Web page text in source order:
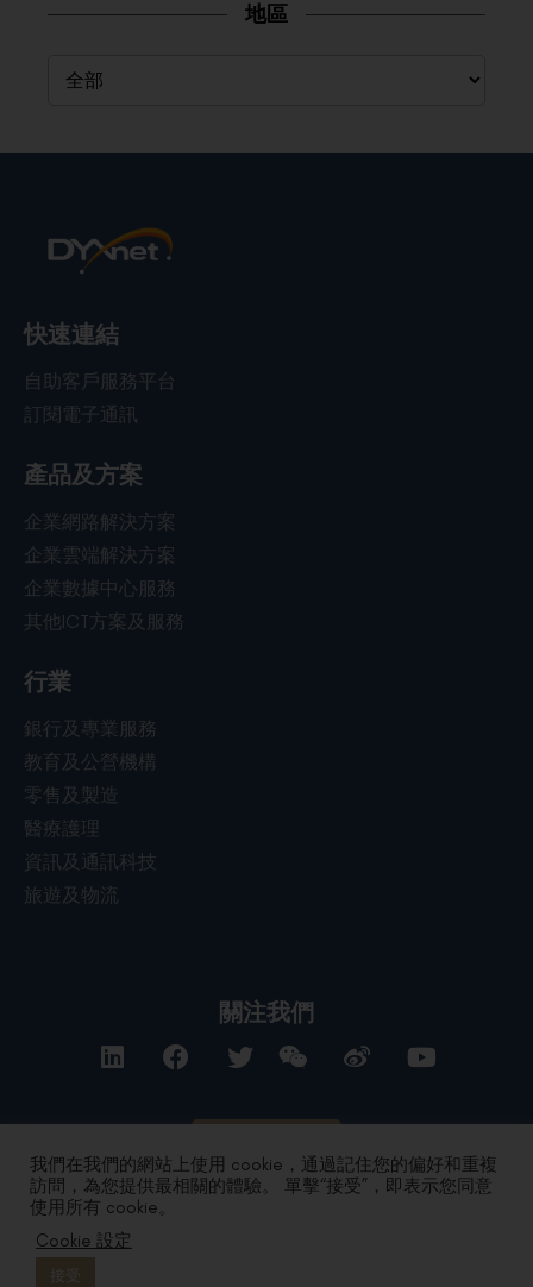
地區
快速連結
自助客戶服務平台
訂閱電子通訊
產品及方案
企業網路解決方案
企業雲端解決方案
企業數據中心服務
其他ICT方案及服務
行業
銀行及專業服務
教育及公營機構
零售及製造
醫療護理
資訊及通訊科技
旅遊及物流
關注我們
私隱政策| 條款及細則
Reserved.版權所有 不得轉載
粤ICP备17165541号 合字B1.B2-20080003
我們在我們的網站上使用 cookie，通過記住您的偏好和重複
訪問，為您提供最相關的體驗。 單擊“接受”，即表示您同意
使用所有 cookie。
Cookie 設定
接受